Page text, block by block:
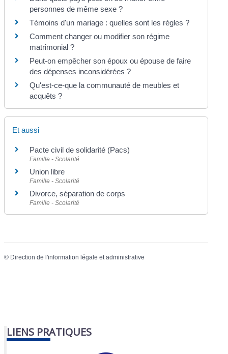
personnes de même sexe ?
Témoins d'un mariage : quelles sont les règles ?
Comment changer ou modifier son régime
matrimonial ?
Peut-on empêcher son époux ou épouse de faire
des dépenses inconsidérées ?
Qu'est-ce-que la communauté de meubles et
acquêts ?
Et aussi
Pacte civil de solidarité (Pacs)
Famille - Scolarité
Union libre
Famille - Scolarité
Divorce, séparation de corps
Famille - Scolarité
© Direction de l'information légale et administrative
LIENS PRATIQUES